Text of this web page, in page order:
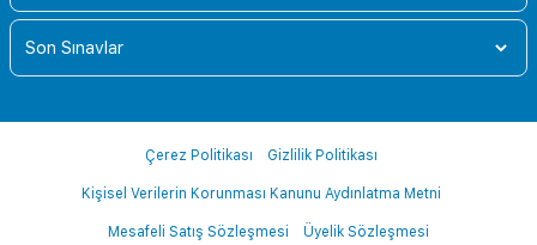
Son Sınavlar
Çerez Politikası Gizlilik Politikası
Kişisel Verilerin Korunması Kanunu Aydınlatma Metni
Mesafeli Satış Sözleşmesi Üyelik Sözleşmesi